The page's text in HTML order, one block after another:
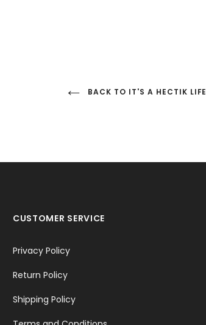
BACK TO IT'S A HECTIK LIFE
CUSTOMER SERVICE
Privacy Policy
Return Policy
Shipping Policy